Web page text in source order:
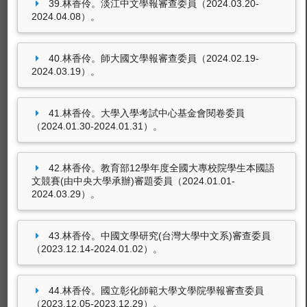
39.林香伶。淡江中文學報審查委員（2024.03.20-
2024.04.08）。
40.林香伶。師大國文學報審查委員（2024.02.19-
2024.03.19）。
41.林香伶。大學入學考試中心基金會閱卷委員
（2024.01.30-2024.01.31）。
42.林香伶。教育部12學年度全國大專校院學生本國語
文競賽(由中央大學承辦)審題委員（2024.01.01-
2024.03.29）。
43.林香伶。中國文學研究(台灣大學中文系)審查委員
（2023.12.14-2024.01.02）。
44.林香伶。國立彰化師範大學文學院學報審查委員
（2023.12.05-2023.12.29）。